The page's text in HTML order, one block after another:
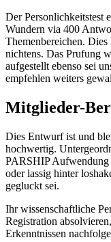
Der Personlichkeitstest
Wundern via 400
Themenbereichen.
nichtens. Das Prufung
aufgestellt ebenso sei
empfehlen weiters
Mitglieder-
Dies Entwurf ist und
hochwertig.
PARSHIP Aufwendung
oder lassig hinter
gegluckt sei.
Ihr wissenschaftliche
Registration
Erkenntnissen